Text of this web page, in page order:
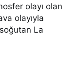
olayı olan
olayıyla
La